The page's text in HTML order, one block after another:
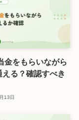
金をもらいながら
える？確認すべき
13日